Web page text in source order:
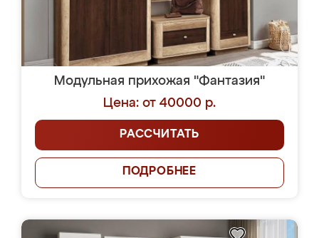
Модульная прихожая "Фантазия"
Цена: от 40000 р.
РАССЧИТАТЬ
ПОДРОБНЕЕ